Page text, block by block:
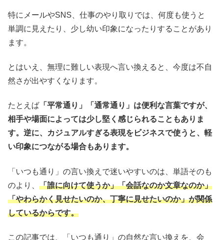
特にメールやSNS、仕事のやり取りでは、何度も使うと
単調に見えたり、少し幼い印象になったりすることがあり
ます。
とはいえ、無理に難しい表現へ言い換えると、今度は不自
然さが出やすくなります。
たとえば 「平常通り」「通常通り」は便利な言葉ですが、
相手や場面によっては少し堅く感じられることもありま
す。逆に、カジュアルすぎる表現をビジネスで使うと、軽
い印象につながる場合もあります。
「いつも通り」の言い換えで迷いやすいのは、単語そのも
のより、 「誰に向けて使うか」「会話なのか文章なのか」
「やわらかく見せたいのか、丁寧に見せたいのか」が関係
しているからです。
この記事では、「いつも通り」の自然な言い換えを、会